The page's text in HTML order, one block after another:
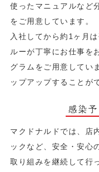
使ったマニュアルなど
をご用意しています。
入社してから約1ヶ月
ルーが丁寧にお仕事を
グラムをご用意してい
ップアップすることが
感染
マクドナルドでは、店
ックなど、安全・安心
取り組みを継続して行